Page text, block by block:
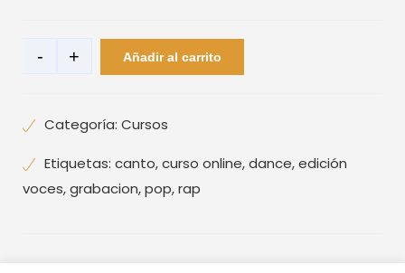
Monográficos:
- + Añadir al carrito
Categoría: Cursos
Etiquetas: canto,curso online,dance,edición
voces,grabacion,pop,rap